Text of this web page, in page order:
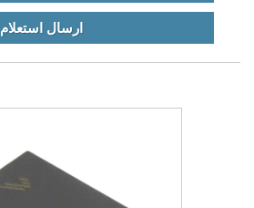
ارسال استعلام